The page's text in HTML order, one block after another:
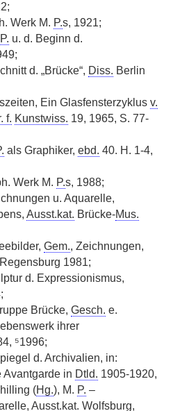
Werk M. P.s, 1921;
P. u. d. Beginn d.
d. „Brücke“, Diss. Berlin
Ein Glasfensterzyklus v.
f. Kunstwiss. 19, 1965, S. 77-
als Graphiker, ebd. 40. H. 1-4,
Werk M. P.s, 1988;
u. Aquarelle,
Ausst.kat. Brücke-Mus.
Gem., Zeichnungen,
Regensburg 1981;
d. Expressionismus,
Brücke, Gesch. e.
ihrer
⁵1996;
d. Archivalien, in:
Avantgarde in Dtld. 1905-1920,
(Hg.), M. P. –
Ausst.kat. Wolfsburg,